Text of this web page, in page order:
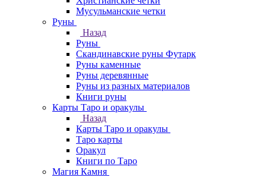
Мусульманские четки
Руны
Назад
Руны
Скандинавские руны Футарк
Руны каменные
Руны деревянные
Руны из разных материалов
Книги руны
Карты Таро и оракулы
Назад
Карты Таро и оракулы
Таро карты
Оракул
Книги по Таро
Магия Камня